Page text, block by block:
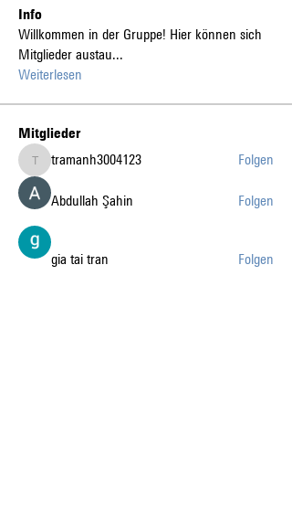
Info
Willkommen in der Gruppe! Hier können sich
Mitglieder austau...
Weiterlesen
Mitglieder
tramanh3004123
tramanh3004123 Folgen
Abdullah Şahin Folgen
gia tai tran Folgen